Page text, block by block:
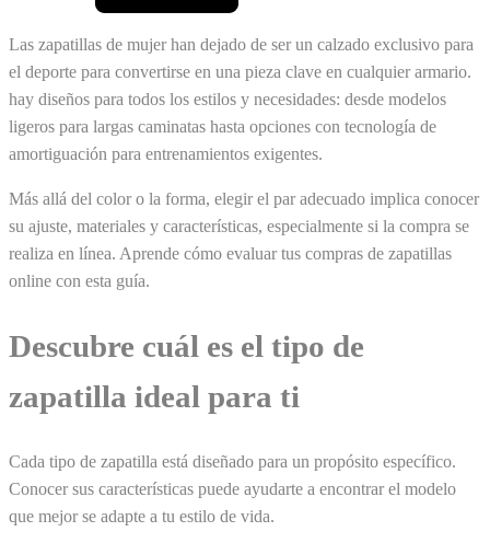
Las zapatillas de mujer han dejado de ser un calzado exclusivo para
el deporte para convertirse en una pieza clave en cualquier armario.
hay diseños para todos los estilos y necesidades: desde modelos
ligeros para largas caminatas hasta opciones con tecnología de
amortiguación para entrenamientos exigentes.
Más allá del color o la forma, elegir el par adecuado implica conocer
su ajuste, materiales y características, especialmente si la compra se
realiza en línea. Aprende cómo evaluar tus compras de zapatillas
online con esta guía.
Descubre cuál es el tipo de
zapatilla ideal para ti
Cada tipo de zapatilla está diseñado para un propósito específico.
Conocer sus características puede ayudarte a encontrar el modelo
que mejor se adapte a tu estilo de vida.